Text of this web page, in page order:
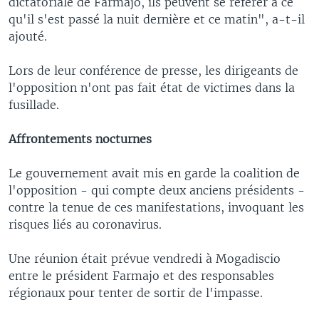
qu'il s'est passé la nuit dernière et ce matin", a-t-il
ajouté.
Lors de leur conférence de presse, les dirigeants de
l'opposition n'ont pas fait état de victimes dans la
fusillade.
Affrontements nocturnes
Le gouvernement avait mis en garde la coalition de
l'opposition - qui compte deux anciens présidents -
contre la tenue de ces manifestations, invoquant les
risques liés au coronavirus.
Une réunion était prévue vendredi à Mogadiscio
entre le président Farmajo et des responsables
régionaux pour tenter de sortir de l'impasse.